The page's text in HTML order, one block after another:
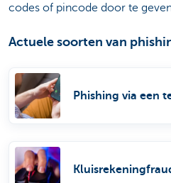
codes of pincode door te
Actuele soorten van
Phishing via een